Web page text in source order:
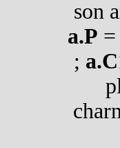
son
a.P
;